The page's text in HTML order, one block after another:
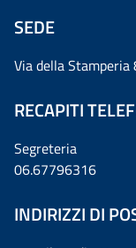
SEDE
Via della Stamperia
RECAPITI
Segreteria
06.67796316
INDIRIZZI DI